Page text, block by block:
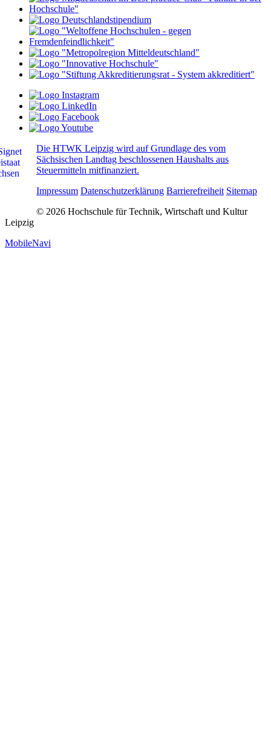
Die HTWK Leipzig wird auf Grundlage des vom
Sächsischen Landtag beschlossenen Haushalts aus
Steuermitteln mitfinanziert.
Impressum Datenschutzerklärung Barrierefreiheit Sitemap
© 2026 Hochschule für Technik, Wirtschaft und Kultur
Leipzig
MobileNavi